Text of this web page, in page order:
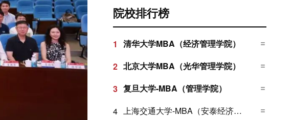
院校排行榜
1
清华大学MBA（经济管理学院）
2 北京大学MBA（光华管理学院）
3 复旦大学-MBA（管理学院）
4
上海交通大学-MBA（安泰经济与管理学院）